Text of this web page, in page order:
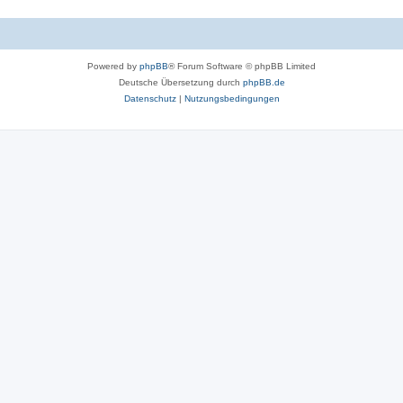
Powered by phpBB® Forum Software © phpBB Limited
Deutsche Übersetzung durch phpBB.de
Datenschutz| Nutzungsbedingungen